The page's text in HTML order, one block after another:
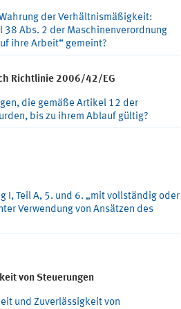
der Verhältnismäßigkeit:
Abs. 2 der Maschinenverordnung
ihre Arbeit“ gemeint?
Richtlinie 2006/42/EG
die gemäße Artikel 12 der
bis zu ihrem Ablauf gültig?
I, Teil A, 5. und 6. „mit vollständig oder
Verwendung von Ansätzen des
von Steuerungen
und Zuverlässigkeit von